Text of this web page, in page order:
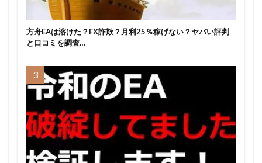
方舟EAは溶けた？FX詐欺？月利25％稼げない？ヤバい評判
と口コミを調査…